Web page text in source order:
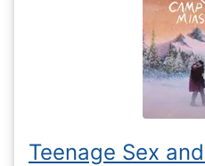
Teenage Sex